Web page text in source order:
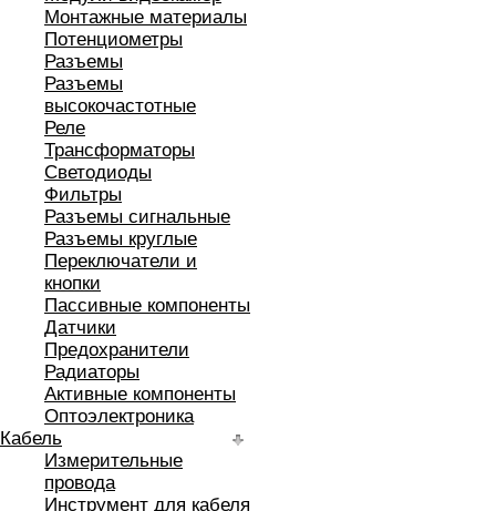
Монтажные материалы
Потенциометры
Разъемы
Разъемы
высокочастотные
Реле
Трансформаторы
Светодиоды
Фильтры
Разъемы сигнальные
Разъемы круглые
Переключатели и
кнопки
Пассивные компоненты
Датчики
Предохранители
Радиаторы
Активные компоненты
Оптоэлектроника
Кабель
Измерительные
провода
Инструмент для кабеля